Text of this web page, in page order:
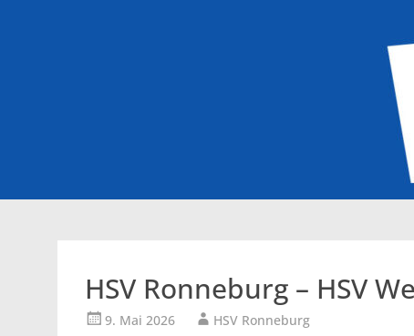
HSV Ronneburg – HSV
9. Mai 2026 HSV Ronneburg